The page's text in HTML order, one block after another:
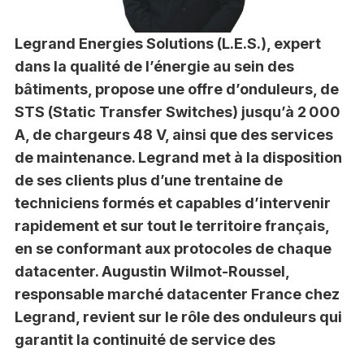
Legrand Energies Solutions (L.E.S.), expert
dans la qualité de l’énergie au sein des
bâtiments, propose une offre d’onduleurs, de
STS (Static Transfer Switches) jusqu’à 2 000
A, de chargeurs 48 V, ainsi que des services
de maintenance. Legrand met à la disposition
de ses clients plus d’une trentaine de
techniciens formés et capables d’intervenir
rapidement et sur tout le territoire français,
en se conformant aux protocoles de chaque
datacenter. Augustin Wilmot-Roussel,
responsable marché datacenter France chez
Legrand, revient sur le rôle des onduleurs qui
garantit la continuité de service des